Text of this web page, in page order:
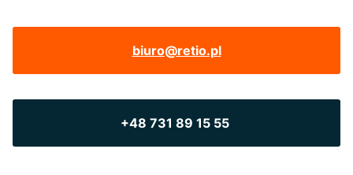
biuro@retio.pl
+48 731 89 15 55